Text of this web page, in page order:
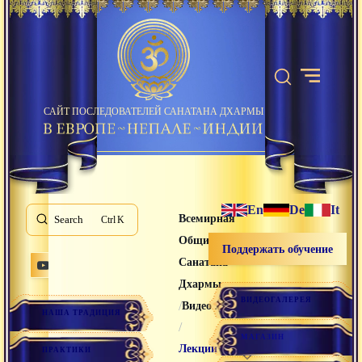
САЙТ ПОСЛЕДОВАТЕЛЕЙ САНАТАНА ДХАРМЫ
Search K
НАША ТРАДИЦИЯ
ПРАКТИКИ
Всемирная
Община
Санатана
Дхармы
/Видео лекции
/
Лекции
En De It
Поддержать обучение
ВИДЕОГАЛЕРЕЯ
МАГАЗИН